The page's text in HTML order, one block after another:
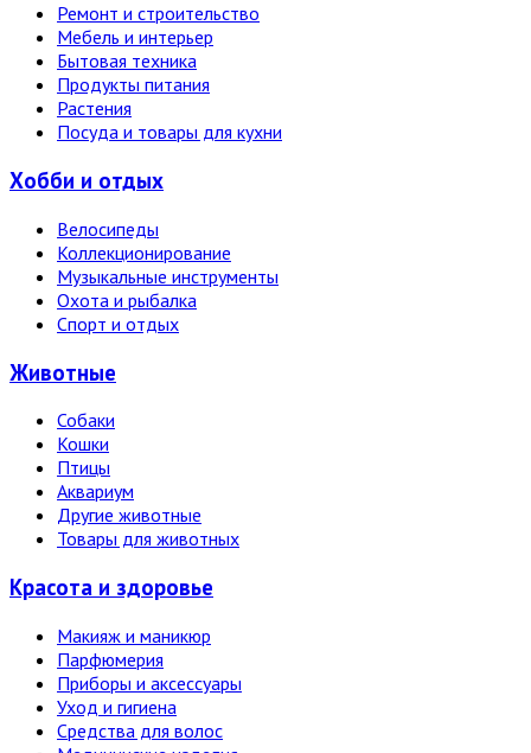
Ремонт и строительство
Мебель и интерьер
Бытовая техника
Продукты питания
Растения
Посуда и товары для кухни
Хобби и отдых
Велосипеды
Коллекционирование
Музыкальные инструменты
Охота и рыбалка
Спорт и отдых
Животные
Собаки
Кошки
Птицы
Аквариум
Другие животные
Товары для животных
Красота и здоровье
Макияж и маникюр
Парфюмерия
Приборы и аксессуары
Уход и гигиена
Средства для волос